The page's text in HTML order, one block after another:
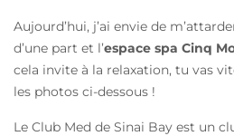
Aujourd’hui, j’ai envie de
d’une part et l’espace spa Cinq
cela invite à la relaxation, tu vas
les photos ci-dessous !
Le Club Med de Sinai Bay est un